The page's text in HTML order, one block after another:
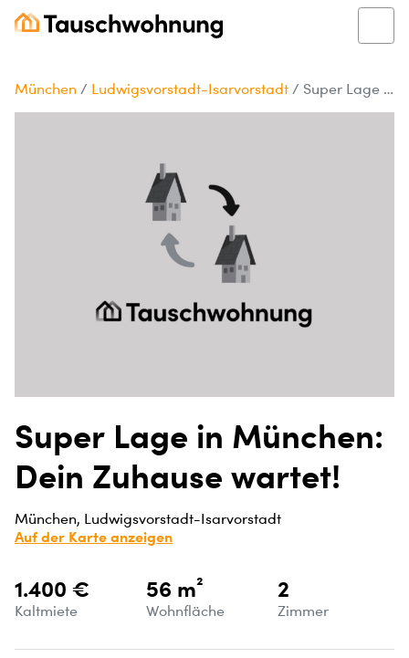
München / Ludwigsvorstadt-Isarvorstadt / Super Lage in München: Dein Zuhause wartet!
Super Lage in München:
Dein Zuhause wartet!
München, Ludwigsvorstadt-Isarvorstadt
Auf der Karte anzeigen
1.400 €
Kaltmiete
56 m²
Wohnfläche
2
Zimmer